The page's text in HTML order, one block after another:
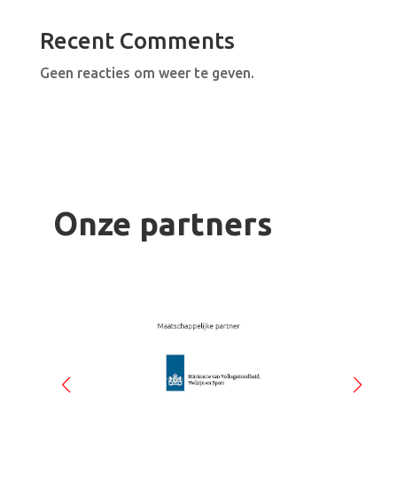
Recent Comments
Geen reacties om weer te geven.
Onze partners